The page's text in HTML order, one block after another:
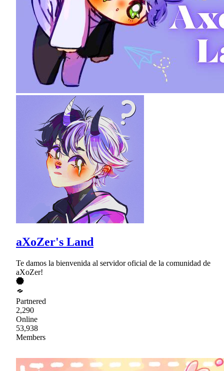
aXoZer's Land
Te damos la bienvenida al servidor oficial de la comunidad de
aXoZer!
Partnered
2,290
Online
53,938
Members